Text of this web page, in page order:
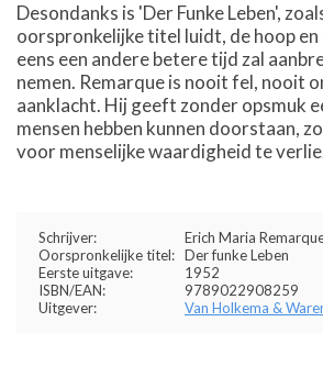
Desondanks is 'Der Funke Leben',
oorspronkelijke titel luidt, de hoop
eens een andere betere tijd zal
nemen. Remarque is nooit fel, nooit
aanklacht. Hij geeft zonder opsmuk
mensen hebben kunnen doorstaan,
voor menselijke waardigheid te
Schrijver:
Erich Maria
Oorspronkelijke titel: Der funke Leben
Eerste uitgave:
1952
ISBN/EAN:
9789022908259
Uitgever:
Van Holkema &